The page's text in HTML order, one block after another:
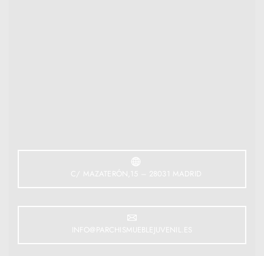
C/ MAZATERÓN,15 – 28031 MADRID
INFO@PARCHISMUEBLEJUVENIL.ES